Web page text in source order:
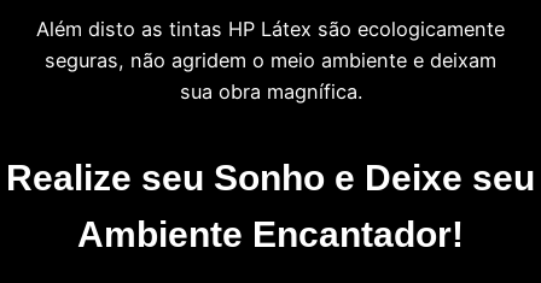
Além disto as tintas HP Látex são ecologicamente
seguras, não agridem o meio ambiente e deixam
sua obra magnífica.
Realize seu Sonho e Deixe seu
Ambiente Encantador!